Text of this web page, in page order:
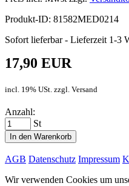
Produkt-ID: 81582MED0214
Sofort lieferbar - Lieferzeit 1-3
17,90 EUR
incl. 19% USt. zzgl. Versand
Anzahl:
St
In den Warenkorb
AGB Datenschutz Impressum
Wir verwenden Cookies um